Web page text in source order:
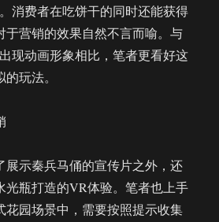
消费者在吃饼干的同时还能获得
于营销的效果自然不言而喻。与
现动画形象相比，笔者更看好这
玩法。
展示秦兵马俑的宣传片之外，还
光瓶打造的VR体验。笔者也上手
花园场景中，需要按照提示收集